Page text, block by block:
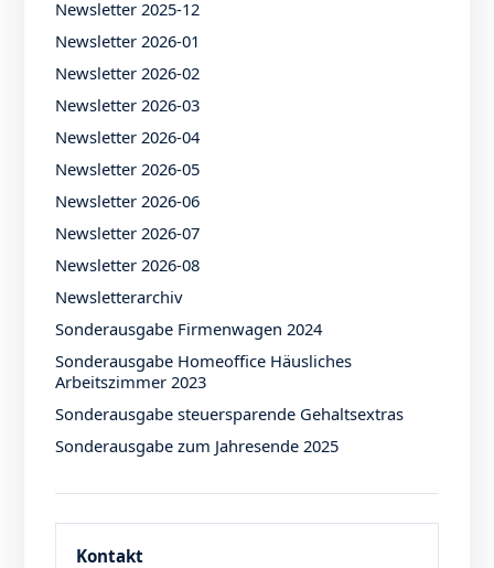
Newsletter 2025-12
Newsletter 2026-01
Newsletter 2026-02
Newsletter 2026-03
Newsletter 2026-04
Newsletter 2026-05
Newsletter 2026-06
Newsletter 2026-07
Newsletter 2026-08
Newsletterarchiv
Sonderausgabe Firmenwagen 2024
Sonderausgabe Homeoffice Häusliches
Arbeitszimmer 2023
Sonderausgabe steuersparende Gehaltsextras
Sonderausgabe zum Jahresende 2025
Kontakt